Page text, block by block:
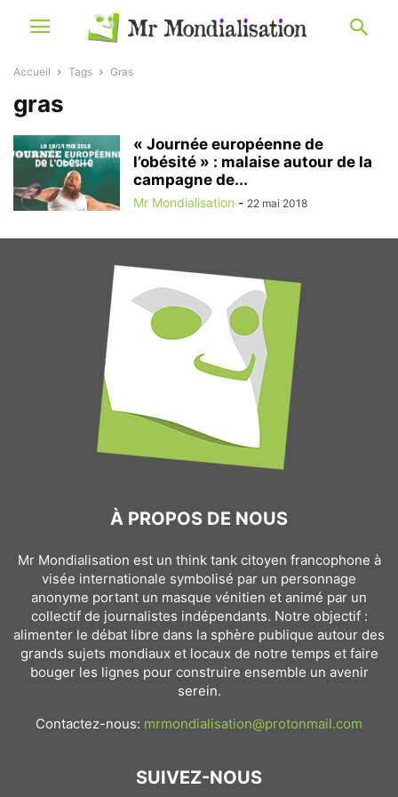
Accueil Tags Gras
gras
« Journée européenne de
l’obésité » : malaise autour de la
campagne de...
Mr Mondialisation - 22 mai 2018
À PROPOS DE NOUS
Mr Mondialisation est un think tank citoyen francophone à
visée internationale symbolisé par un personnage
anonyme portant un masque vénitien et animé par un
collectif de journalistes indépendants. Notre objectif :
alimenter le débat libre dans la sphère publique autour des
grands sujets mondiaux et locaux de notre temps et faire
bouger les lignes pour construire ensemble un avenir
serein.
Contactez-nous: mrmondialisation@protonmail.com
SUIVEZ-NOUS